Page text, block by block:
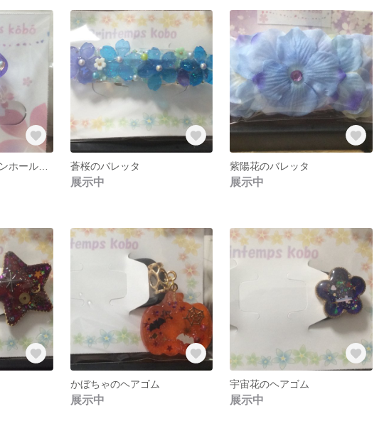
夜色miniねこ一粒ノンホールピアス 蒼桜のバレッタ
展示中
紫陽花のバレッタ
展示中
かぼちゃのヘアゴム
展示中
宇宙花のヘアゴム
展示中